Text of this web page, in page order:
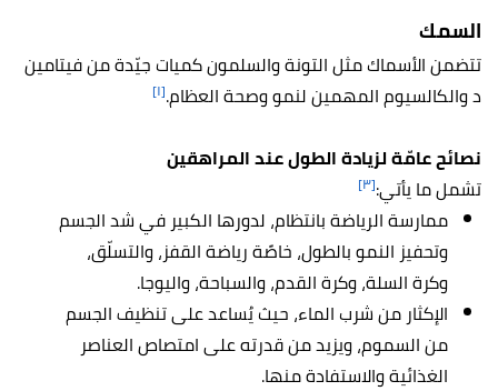
السمك
تتضمن الأسماك مثل التونة والسلمون كميات جيّدة من فيتامين
د والكالسيوم المهمين لنمو وصحة العظام.[١]
نصائح عامّة لزيادة الطول عند المراهقين
تشمل ما يأتي:[٣]
ممارسة الرياضة بانتظام، لدورها الكبير في شد الجسم
وتحفيز النمو بالطول، خاصًة رياضة القفز، والتسلّق،
وكرة السلة، وكرة القدم، والسباحة، واليوجا.
الإكثار من شرب الماء، حيث يُساعد على تنظيف الجسم
من السموم، ويزيد من قدرته على امتصاص العناصر
الغذائية والاستفادة منها.